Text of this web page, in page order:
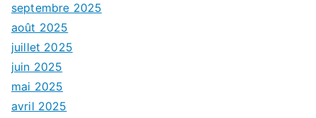
septembre 2025
août 2025
juillet 2025
juin 2025
mai 2025
avril 2025